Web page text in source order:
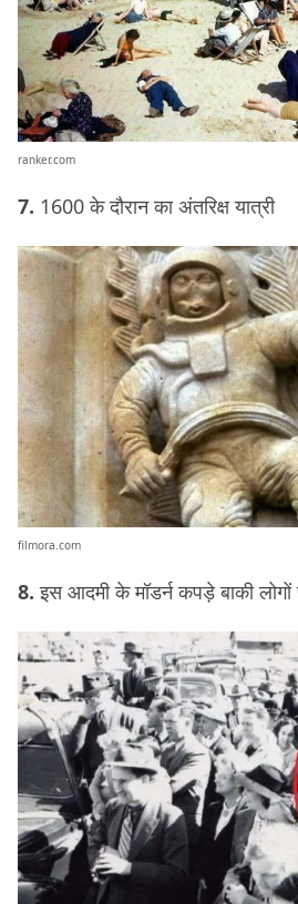
ranker.com
7. 1600 के दौरान का अंतरिक्ष यात्री
filmora.com
8.इस आदमी के मॉडर्न कपड़े बाकी